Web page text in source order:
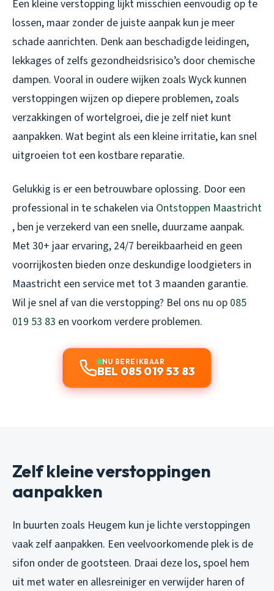
Een kleine verstopping lijkt misschien eenvoudig op te
lossen, maar zonder de juiste aanpak kun je meer
schade aanrichten. Denk aan beschadigde leidingen,
lekkages of zelfs gezondheidsrisico’s door chemische
dampen. Vooral in oudere wijken zoals Wyck kunnen
verstoppingen wijzen op diepere problemen, zoals
verzakkingen of wortelgroei, die je zelf niet kunt
aanpakken. Wat begint als een kleine irritatie, kan snel
uitgroeien tot een kostbare reparatie.
Gelukkig is er een betrouwbare oplossing. Door een
professional in te schakelen via Ontstoppen Maastricht
, ben je verzekerd van een snelle, duurzame aanpak.
Met 30+ jaar ervaring, 24/7 bereikbaarheid en geen
voorrijkosten bieden onze deskundige loodgieters in
Maastricht een service met tot 3 maanden garantie.
Wil je snel af van die verstopping? Bel ons nu op 085
019 53 83 en voorkom verdere problemen.
NU BEREIKBAAR
BEL 085 019 53 83
Zelf kleine verstoppingen
aanpakken
In buurten zoals Heugem kun je lichte verstoppingen
vaak zelf aanpakken. Een veelvoorkomende plek is de
sifon onder de gootsteen. Draai deze los, spoel hem
uit met water en allesreiniger en verwijder haren of